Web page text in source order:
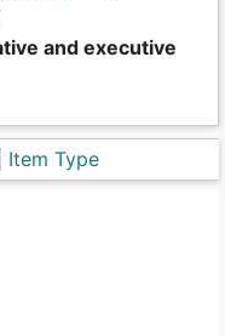
and executive
Item Type